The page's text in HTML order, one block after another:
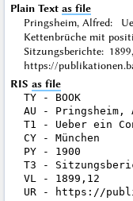
Plain Text as file
Pringsheim, Alfred:
Kettenbrüche mit
Sitzungsberichte:
https://
RIS as file
TY - BOOK
AU - Pringsheim,
T1 - Ueber ein
CY - München
PY - 1900
T3 -
VL - 1899,12
UR - https://